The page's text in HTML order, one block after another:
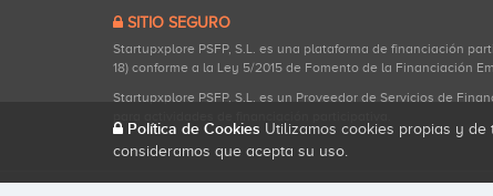
SITIO SEGURO
Startupxplore PSFP, S.L. es una plataforma de financiación
18) conforme a la Ley 5/2015 de Fomento de la Financiación
Startupxplore PSFP, S.L. es un Proveedor de Servicios de
Política de Cookies Utilizamos cookies propias y
consideramos que acepta su uso.